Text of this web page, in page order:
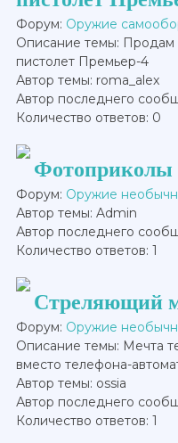
Форум: Оружие
Описание темы: Продам
пистолет Премьер-4
Автор темы: roma_alex
Автор последнего
Количество ответов: 0
Фотоприколы
Форум: Оружие
Автор темы: Admin
Автор последнего
Количество ответов: 1
Стреляющий
Форум: Оружие
Описание темы: Мечта
вместо телефона-
Автор темы: ossia
Автор последнего
Количество ответов: 1